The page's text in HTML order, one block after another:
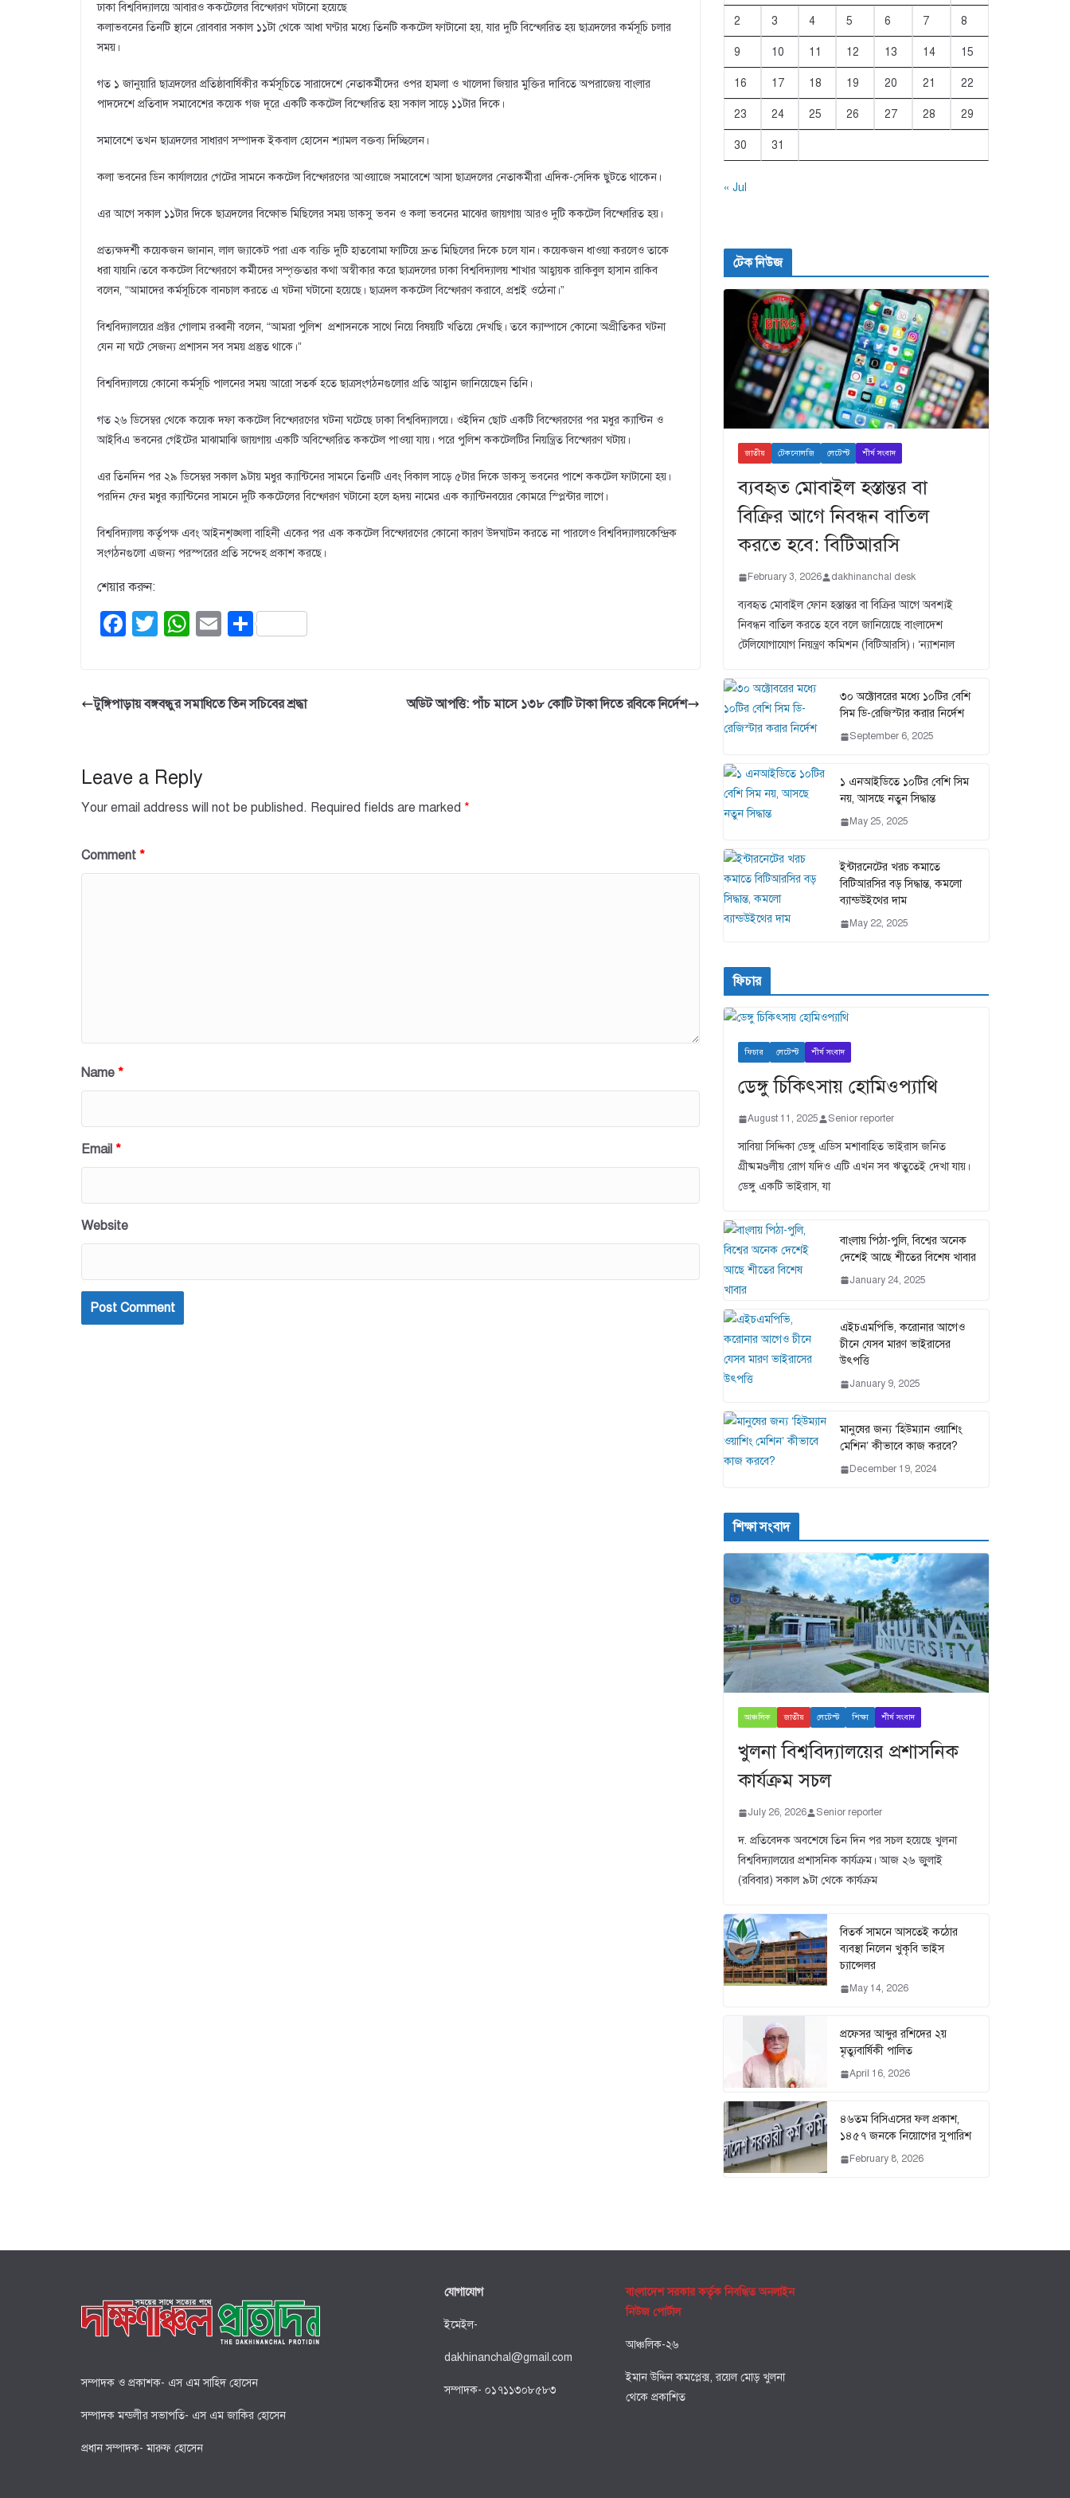
ঢাকা বিশ্ববিদ্যালয়ে আবারও ককটেলের বিস্ফোরণ ঘটানো হয়েছে
কলাভবনের তিনটি স্থানে রোববার সকাল ১১টা থেকে আধা ঘণ্টার মধ্যে তিনটি ককটেল ফাটানো হয়, যার দুটি বিস্ফোরিত হয় ছাত্রদলের কর্মসূচি চলার
সময়।
গত ১ জানুয়ারি ছাত্রদলের প্রতিষ্ঠাবার্ষিকীর কর্মসূচিতে সারাদেশে নেতাকর্মীদের ওপর হামলা ও খালেদা জিয়ার মুক্তির দাবিতে অপরাজেয় বাংলার
পাদদেশে প্রতিবাদ সমাবেশের কয়েক গজ দূরে একটি ককটেল বিস্ফোরিত হয় সকাল সাড়ে ১১টার দিকে।
সমাবেশে তখন ছাত্রদলের সাধারণ সম্পাদক ইকবাল হোসেন শ্যামল বক্তব্য দিচ্ছিলেন।
কলা ভবনের ডিন কার্যালয়ের গেটের সামনে ককটেল বিস্ফোরণের আওয়াজে সমাবেশে আসা ছাত্রদলের নেতাকর্মীরা এদিক-সেদিক ছুটতে থাকেন।
এর আগে সকাল ১১টার দিকে ছাত্রদলের বিক্ষোভ মিছিলের সময় ডাকসু ভবন ও কলা ভবনের মাঝের জায়গায় আরও দুটি ককটেল বিস্ফোরিত হয়।
প্রত্যক্ষদর্শী কয়েকজন জানান, লাল জ্যাকেট পরা এক ব্যক্তি দুটি হাতবোমা ফাটিয়ে দ্রুত মিছিলের দিকে চলে যান। কয়েকজন ধাওয়া করলেও তাকে
ধরা যায়নি।তবে ককটেল বিস্ফোরণে কর্মীদের সম্পৃক্ততার কথা অস্বীকার করে ছাত্রদলের ঢাকা বিশ্ববিদ্যালয় শাখার আহ্বায়ক রাকিবুল হাসান রাকিব
বলেন, “আমাদের কর্মসূচিকে বানচাল করতে এ ঘটনা ঘটানো হয়েছে। ছাত্রদল ককটেল বিস্ফোরণ করাবে, প্রশ্নই ওঠেনা।”
বিশ্ববিদ্যালয়ের প্রক্টর গোলাম রব্বানী বলেন, “আমরা পুলিশ প্রশাসনকে সাথে নিয়ে বিষয়টি খতিয়ে দেখছি। তবে ক্যাম্পাসে কোনো অপ্রীতিকর ঘটনা
যেন না ঘটে সেজন্য প্রশাসন সব সময় প্রস্তুত থাকে।”
বিশ্ববিদ্যালয়ে কোনো কর্মসূচি পালনের সময় আরো সতর্ক হতে ছাত্রসংগঠনগুলোর প্রতি আহ্বান জানিয়েছেন তিনি।
গত ২৬ ডিসেম্বর থেকে কয়েক দফা ককটেল বিস্ফোরণের ঘটনা ঘটেছে ঢাকা বিশ্ববিদ্যালয়ে। ওইদিন ছোট একটি বিস্ফোরণের পর মধুর ক্যান্টিন ও
আইবিএ ভবনের গেইটের মাঝামাঝি জায়গায় একটি অবিস্ফোরিত ককটেল পাওয়া যায়। পরে পুলিশ ককটেলটির নিয়ন্ত্রিত বিস্ফোরণ ঘটায়।
এর তিনদিন পর ২৯ ডিসেম্বর সকাল ৯টায় মধুর ক্যান্টিনের সামনে তিনটি এবং বিকাল সাড়ে ৫টার দিকে ডাকসু ভবনের পাশে ককটেল ফাটানো হয়।
পরদিন ফের মধুর ক্যান্টিনের সামনে দুটি ককটেলের বিস্ফোরণ ঘটানো হলে হৃদয় নামের এক ক্যান্টিনবয়ের কোমরে স্প্লিন্টার লাগে।
বিশ্ববিদ্যালয় কর্তৃপক্ষ এবং আইনশৃঙ্খলা বাহিনী একের পর এক ককটেল বিস্ফোরণের কোনো কারণ উদঘাটন করতে না পারলেও বিশ্ববিদ্যালয়কেন্দ্রিক
সংগঠনগুলো এজন্য পরস্পরের প্রতি সন্দেহ প্রকাশ করছে।
শেয়ার করুন:
F
e
o
k
T
er
W
s
p
E S
e
টুঙ্গিপাড়ায় বঙ্গবন্ধুর সমাধিতে তিন সচিবের শ্রদ্ধা অডিট আপত্তি: পাঁচ মাসে ১৩৮ কোটি টাকা দিতে রবিকে নির্দেশ
Leave a Reply
Your email address will not be published. Required fields are marked *
Comment *
Name *
Email *
Website
2 3 4 5 6 7 8
9 10 11 12 13 14 15
16 17 18 19 20 21 22
23 24 25 26 27 28 29
30 31
« Jul
টেক নিউজ
জাতীয় টেকনোলজি লেটেস্ট শীর্ষ সংবাদ
ব্যবহৃত মোবাইল হস্তান্তর বা
বিক্রির আগে নিবন্ধন বাতিল
করতে হবে: বিটিআরসি
February 3, 2026 dakhinanchal desk
ব্যবহৃত মোবাইল ফোন হস্তান্তর বা বিক্রির আগে অবশ্যই
নিবন্ধন বাতিল করতে হবে বলে জানিয়েছে বাংলাদেশ
টেলিযোগাযোগ নিয়ন্ত্রণ কমিশন (বিটিআরসি)। ‘ন্যাশনাল
৩০ অক্টোবরের মধ্যে ১০টির বেশি
সিম ডি-রেজিস্টার করার নির্দেশ
September 6, 2025
১ এনআইডিতে ১০টির বেশি সিম
নয়, আসছে নতুন সিদ্ধান্ত
May 25, 2025
ইন্টারনেটের খরচ কমাতে
বিটিআরসির বড় সিদ্ধান্ত, কমলো
ব্যান্ডউইথের দাম
May 22, 2025
ফিচার
ফিচার লেটেস্ট শীর্ষ সংবাদ
ডেঙ্গু চিকিৎসায় হোমিওপ্যাথি
August 11, 2025 Senior reporter
সাবিয়া সিদ্দিকা ডেঙ্গু এডিস মশাবাহিত ভাইরাস জনিত
গ্রীষ্মমণ্ডলীয় রোগ যদিও এটি এখন সব ঋতুতেই দেখা যায়।
ডেঙ্গু একটি ভাইরাস, যা
বাংলায় পিঠা-পুলি, বিশ্বের অনেক
দেশেই আছে শীতের বিশেষ খাবার
January 24, 2025
এইচএমপিভি, করোনার আগেও
চীনে যেসব মারণ ভাইরাসের
উৎপত্তি
January 9, 2025
মানুষের জন্য ‘হিউম্যান ওয়াশিং
মেশিন’ কীভাবে কাজ করবে?
December 19, 2024
শিক্ষা সংবাদ
আঞ্চলিক জাতীয় লেটেস্ট শিক্ষা শীর্ষ সংবাদ
খুলনা বিশ্ববিদ্যালয়ের প্রশাসনিক
কার্যক্রম সচল
July 26, 2026 Senior reporter
দ. প্রতিবেদক অবশেষে তিন দিন পর সচল হয়েছে খুলনা
বিশ্ববিদ্যালয়ের প্রশাসনিক কার্যক্রম। আজ ২৬ জুুলাই
(রবিবার) সকাল ৯টা থেকে কার্যক্রম
বিতর্ক সামনে আসতেই কঠোর
ব্যবস্থা নিলেন খুকৃবি ভাইস
চ্যান্সেলর
May 14, 2026
প্রফেসর আব্দুর রশিদের ২য়
মৃত্যুবার্ষিকী পালিত
April 16, 2026
৪৬তম বিসিএসের ফল প্রকাশ,
১৪৫৭ জনকে নিয়োগের সুপারিশ
February 8, 2026
সম্পাদক ও প্রকাশক- এস এম সাহিদ হোসেন
সম্পাদক মন্ডলীর সভাপতি- এস এম জাকির হোসেন
প্রধান সম্পাদক- মারুফ হোসেন
যোগাযোগ
ইমেইল-
dakhinanchal@gmail.com
সম্পাদক- ০১৭১১৩০৮৫৮৩
বাংলাদেশ সরকার কর্তৃক নিবন্ধিত অনলাইন
নিউজ পোর্টাল
আঞ্চলিক-২৬
ইমান উদ্দিন কমপ্লেক্স, রয়েল মোড় খুলনা
থেকে প্রকাশিত